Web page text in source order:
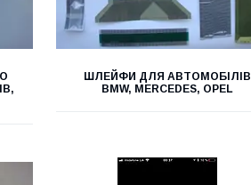
ШЛЕЙФИ ДЛЯ АВТОМОБІЛІВ
BMW, MERCEDES, OPEL